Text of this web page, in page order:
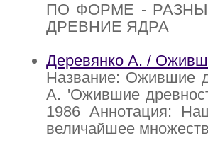
ПО ФОРМЕ -
ДРЕВНИЕ ЯДРА
Деревянко А. /
Название: Ожившие
А. 'Ожившие
1986 Аннотация:
величайшее